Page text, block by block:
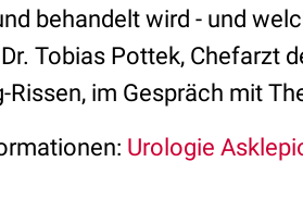
behandelt wird - und
Tobias Pottek, Chefarzt
Rissen, im Gespräch mit
Urologie